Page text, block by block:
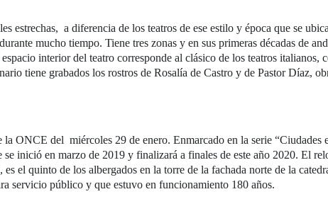
estrechas, a diferencia de los teatros de ese estilo y época que se
mucho tiempo. Tiene tres zonas y en sus primeras décadas de
interior del teatro corresponde al clásico de los teatros italianos,
tiene grabados los rostros de Rosalía de Castro y de Pastor Díaz,
ONCE del miércoles 29 de enero. Enmarcado en la serie “Ciudades
inició en marzo de 2019 y finalizará a finales de este año 2020. El
el quinto de los albergados en la torre de la fachada norte de la
servicio público y que estuvo en funcionamiento 180 años.